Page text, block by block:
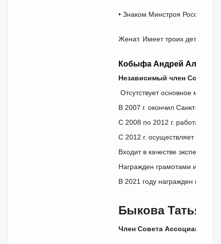
• Знаком Минстроя России
Женат. Имеет троих детей.
Кобыфа Андрей
Независимый член Совета
Отсутствует основное место
В 2007 г. окончил Санкт-
С 2008 по 2012 г. работал в
С 2012 г. осуществляет
Входит в качестве эксперта
Награжден грамотами и
В 2021 году награжден
Быкова Татьяна
Член Совета Ассоциации